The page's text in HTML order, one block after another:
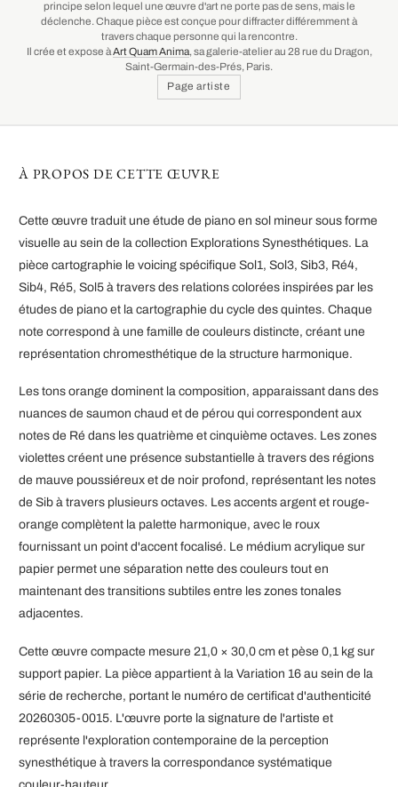
principe selon lequel une œuvre d'art ne porte pas de sens, mais le
déclenche. Chaque pièce est conçue pour diffracter différemment à
travers chaque personne qui la rencontre.
Il crée et expose àArt Quam Anima, sa galerie-atelier au 28 rue du Dragon,
Saint-Germain-des-Prés, Paris.
Page artiste
À PROPOS DE CETTE ŒUVRE
Cette œuvre traduit une étude de piano en sol mineur sous forme
visuelle au sein de la collection Explorations Synesthétiques. La
pièce cartographie le voicing spécifique Sol1, Sol3, Sib3, Ré4,
Sib4, Ré5, Sol5 à travers des relations colorées inspirées par les
études de piano et la cartographie du cycle des quintes. Chaque
note correspond à une famille de couleurs distincte, créant une
représentation chromesthétique de la structure harmonique.
Les tons orange dominent la composition, apparaissant dans des
nuances de saumon chaud et de pérou qui correspondent aux
notes de Ré dans les quatrième et cinquième octaves. Les zones
violettes créent une présence substantielle à travers des régions
de mauve poussiéreux et de noir profond, représentant les notes
de Sib à travers plusieurs octaves. Les accents argent et rouge-
orange complètent la palette harmonique, avec le roux
fournissant un point d'accent focalisé. Le médium acrylique sur
papier permet une séparation nette des couleurs tout en
maintenant des transitions subtiles entre les zones tonales
adjacentes.
Cette œuvre compacte mesure 21,0 × 30,0 cm et pèse 0,1 kg sur
support papier. La pièce appartient à la Variation 16 au sein de la
série de recherche, portant le numéro de certificat d'authenticité
20260305-0015. L'œuvre porte la signature de l'artiste et
représente l'exploration contemporaine de la perception
synesthétique à travers la correspondance systématique
couleur-hauteur.